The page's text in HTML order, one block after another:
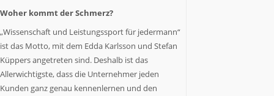
Woher kommt der Schmerz?
„Wissenschaft und Leistungssport für jedermann“
ist das Motto, mit dem Edda Karlsson und Stefan
Küppers angetreten sind. Deshalb ist das
Allerwichtigste, dass die Unternehmer jeden
Kunden ganz genau kennenlernen und den